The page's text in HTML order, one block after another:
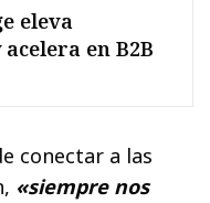
eleva
en B2B
conectar a las
«siempre nos